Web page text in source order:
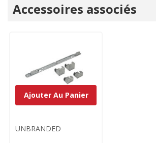
personnalisé
Accessoires associés
UNBRANDED
Ajouter Au Panier